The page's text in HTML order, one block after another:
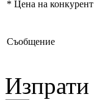
* Цена на конкурент
Съобщение
Изпрати